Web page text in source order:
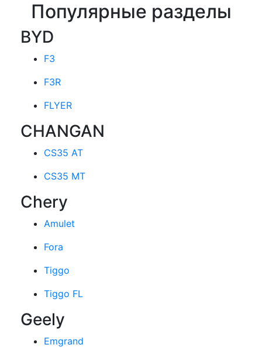
Популярные разделы
BYD
F3
F3R
FLYER
CHANGAN
CS35 AT
CS35 MT
Chery
Amulet
Fora
Tiggo
Tiggo FL
Geely
Emgrand